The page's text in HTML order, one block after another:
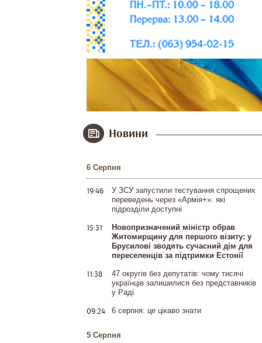
Новини
6 Серпня
19:46
У ЗСУ запустили тестування спрощених
переведень через «Армія+»: які
підрозділи доступні
15:31
Новопризначений міністр обрав
Житомирщину для першого візиту: у
Брусилові зводять сучасний дім для
переселенців за підтримки Естонії
11:38
47 округів без депутатів: чому тисячі
українців залишилися без представників
у Раді
09:24 6 серпня: це цікаво знати
5 Серпня